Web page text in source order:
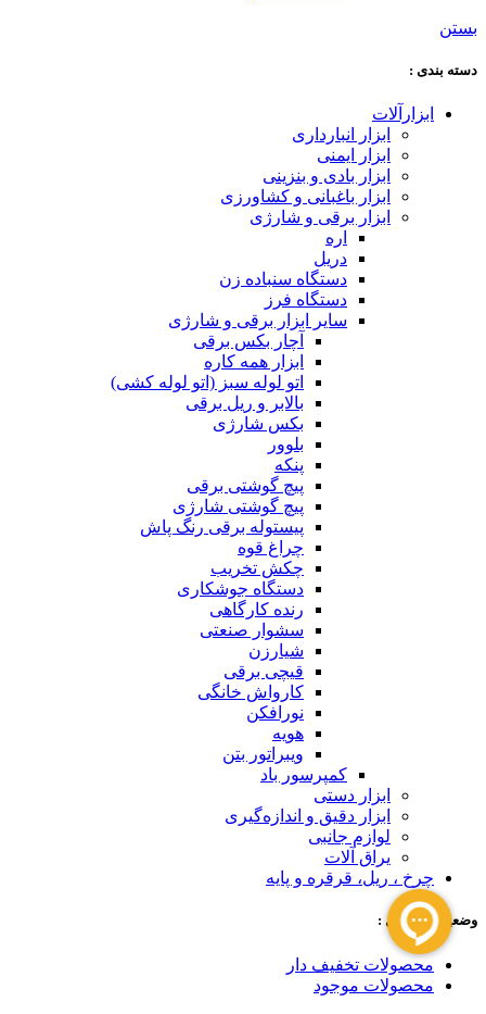
بستن
دسته‌ بندی :
ابزارآلات
ابزار انبارداری
ابزار ایمنی
ابزار بادی و بنزینی
ابزار باغبانی و کشاورزی
ابزار برقی و شارژی
اره
دریل
دستگاه سنباده زن
دستگاه فرز
سایر ابزار برقی و شارژی
آچار بکس برقی
ابزار همه کاره
اتو لوله سبز (اتو لوله کشی)
بالابر و ریل برقی
بکس شارژی
بلوور
پنکه
پیچ گوشتی برقی
پیچ گوشتی شارژی
پیستوله برقی رنگ پاش
چراغ قوه
چکش تخریب
دستگاه جوشکاری
رنده کارگاهی
سشوار صنعتی
شیارزن
قیچی برقی
کارواش خانگی
نورافکن
هویه
ویبراتور بتن
کمپرسور باد
ابزار دستی
ابزار دقیق و اندازه‌گیری
لوازم جانبی
یراق آلات
چرخ ، ریل، قرقره و پایه
وضعیت محصول :
محصولات تخفیف دار
محصولات موجود